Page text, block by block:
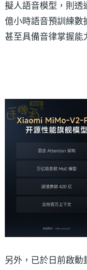
擬人語音模型，則
億小時語音預訓練數
甚至具備音律掌握能
另外，已於日前啟